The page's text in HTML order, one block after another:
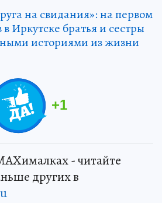
на свидания»: на первом
Иркутске братья и сестры
историями из жизни
+1
- читайте
других в